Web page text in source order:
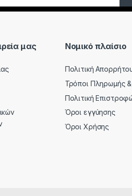
μας Νομικό πλαίσιο
Πολιτική
Τρόποι Πληρωμής
Πολιτική
Όροι εγγύησης
Όροι Χρήσης